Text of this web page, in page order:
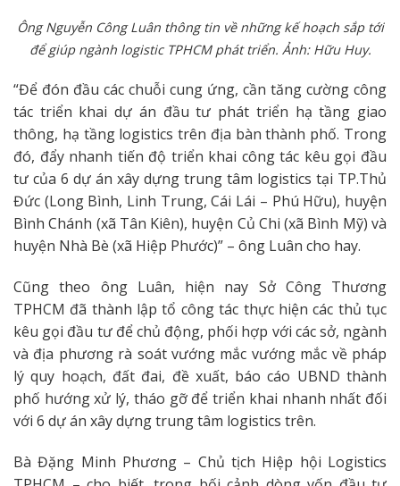
Ông Nguyễn Công Luân thông tin về những kế hoạch sắp tới
để giúp ngành logistic TPHCM phát triển. Ảnh: Hữu Huy.
“Để đón đầu các chuỗi cung ứng, cần tăng cường công
tác triển khai dự án đầu tư phát triển hạ tầng giao
thông, hạ tầng logistics trên địa bàn thành phố. Trong
đó, đẩy nhanh tiến độ triển khai công tác kêu gọi đầu
tư của 6 dự án xây dựng trung tâm logistics tại TP.Thủ
Đức (Long Bình, Linh Trung, Cái Lái – Phú Hữu), huyện
Bình Chánh (xã Tân Kiên), huyện Củ Chi (xã Bình Mỹ) và
huyện Nhà Bè (xã Hiệp Phước)” – ông Luân cho hay.
Cũng theo ông Luân, hiện nay Sở Công Thương
TPHCM đã thành lập tổ công tác thực hiện các thủ tục
kêu gọi đầu tư để chủ động, phối hợp với các sở, ngành
và địa phương rà soát vướng mắc vướng mắc về pháp
lý quy hoạch, đất đai, đề xuất, báo cáo UBND thành
phố hướng xử lý, tháo gỡ để triển khai nhanh nhất đối
với 6 dự án xây dựng trung tâm logistics trên.
Bà Đặng Minh Phương – Chủ tịch Hiệp hội Logistics